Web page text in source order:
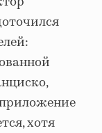
хотя